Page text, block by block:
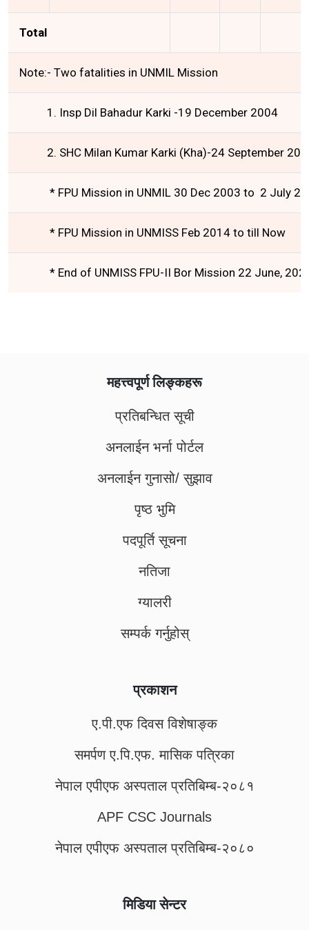
Total
Note:- Two fatalities in UNMIL Mission
1. Insp Dil Bahadur Karki -19 December 2004
2. SHC Milan Kumar Karki (Kha)-24 September
* FPU Mission in UNMIL 30 Dec 2003 to 2 July
* FPU Mission in UNMISS Feb 2014 to till Now
* End of UNMISS FPU-II Bor Mission 22 June,
महत्त्वपूर्ण लिङ्कहरू
प्रतिबन्धित सूची
अनलाईन भर्ना पोर्टल
अनलाईन गुनासो/ सुझाव
पृष्ठ भुमि
पदपूर्ति सूचना
नतिजा
ग्यालरी
सम्पर्क गर्नुहोस्
प्रकाशन
ए.पी.एफ दिवस विशेषाङ्क
समर्पण ए.पि.एफ. मासिक पत्रिका
नेपाल एपीएफ अस्पताल प्रतिबिम्ब-२०८१
APF CSC Journals
नेपाल एपीएफ अस्पताल प्रतिबिम्ब-२०८०
मिडिया सेन्टर